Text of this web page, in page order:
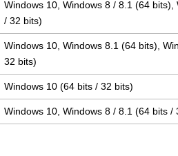
Windows 10, Windows 8 / 8.1 (64 bits),
/ 32 bits)
Windows 10, Windows 8.1 (64 bits),
32 bits)
Windows 10 (64 bits / 32 bits)
Windows 10, Windows 8 / 8.1 (64 bits /